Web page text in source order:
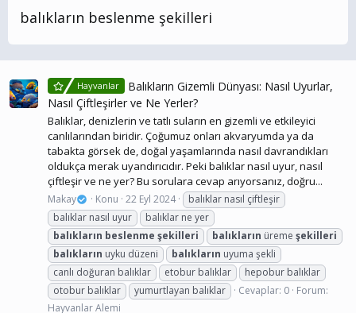
balıkların beslenme şekilleri
Hayvanlar
Balıkların Gizemli Dünyası: Nasıl Uyurlar,
Nasıl Çiftleşirler ve Ne Yerler?
Balıklar, denizlerin ve tatlı suların en gizemli ve etkileyici
canlılarından biridir. Çoğumuz onları akvaryumda ya da
tabakta görsek de, doğal yaşamlarında nasıl davrandıkları
oldukça merak uyandırıcıdır. Peki balıklar nasıl uyur, nasıl
çiftleşir ve ne yer? Bu sorulara cevap arıyorsanız, doğru...
Makay Konu 22 Eyl 2024
balıklar nasıl çiftleşir
balıklar nasıl uyur
balıklar ne yer
balıkların beslenme şekilleri balıkların üreme şekilleri
balıkların uyku düzeni balıkların uyuma şekli
canlı doğuran balıklar
etobur balıklar
hepobur balıklar
otobur balıklar
yumurtlayan balıklar Cevaplar: 0 Forum:
Hayvanlar Alemi